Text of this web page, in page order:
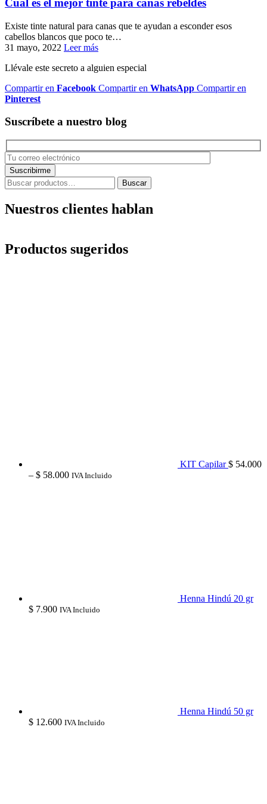
Cuál es el mejor tinte para canas rebeldes
Existe tinte natural para canas que te ayudan a esconder esos
cabellos blancos que poco te…
31 mayo, 2022 Leer más
Llévale este secreto a alguien especial
Compartir en Facebook Compartir en WhatsApp Compartir en
Pinterest
Suscríbete a nuestro blog
Buscar
por:
Buscar
Nuestros clientes hablan
Productos sugeridos
KIT Capilar $ 54.000
– $ 58.000Price
IVA Incluido
Henna Hindú 20 gr
$ 7.900 IVA Incluido
Henna Hindú 50 gr
$ 12.600 IVA Incluido